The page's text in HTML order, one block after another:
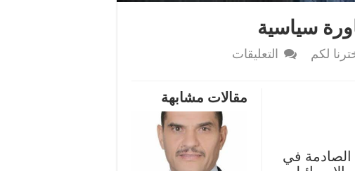
سياسية
لكم التعليقات
الفاسد
ليست
مناورة
سياسية
مغلقة
مقالات مشابهة
الصادمة في